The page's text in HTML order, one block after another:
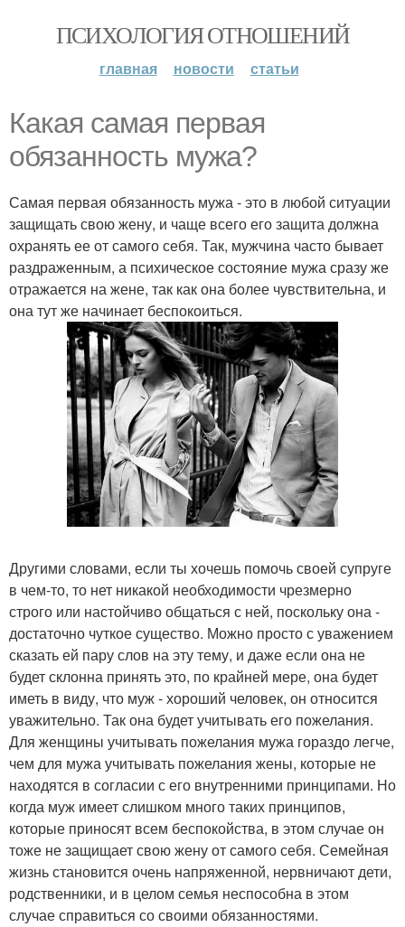
ПСИХОЛОГИЯ ОТНОШЕНИЙ
главная новости статьи
Какая самая первая
обязанность мужа?
Самая первая обязанность мужа - это в любой ситуации
защищать свою жену, и чаще всего его защита должна
охранять ее от самого себя. Так, мужчина часто бывает
раздраженным, а психическое состояние мужа сразу же
отражается на жене, так как она более чувствительна, и
она тут же начинает беспокоиться.
Другими словами, если ты хочешь помочь своей супруге
в чем-то, то нет никакой необходимости чрезмерно
строго или настойчиво общаться с ней, поскольку она -
достаточно чуткое существо. Можно просто с уважением
сказать ей пару слов на эту тему, и даже если она не
будет склонна принять это, по крайней мере, она будет
иметь в виду, что муж - хороший человек, он относится
уважительно. Так она будет учитывать его пожелания.
Для женщины учитывать пожелания мужа гораздо легче,
чем для мужа учитывать пожелания жены, которые не
находятся в согласии с его внутренними принципами. Но
когда муж имеет слишком много таких принципов,
которые приносят всем беспокойства, в этом случае он
тоже не защищает свою жену от самого себя. Семейная
жизнь становится очень напряженной, нервничают дети,
родственники, и в целом семья неспособна в этом
случае справиться со своими обязанностями.